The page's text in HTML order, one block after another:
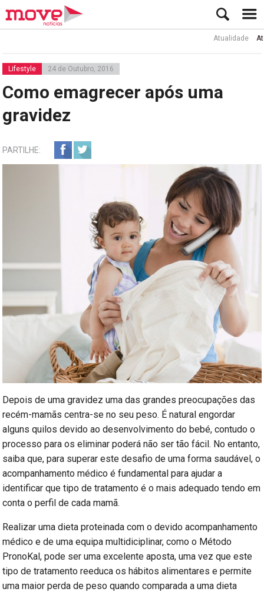
Atualidade Ator
Lifestyle 24 de Outubro, 2016
Como emagrecer após uma
gravidez
PARTILHE:
Depois de uma gravidez uma das grandes preocupações das
recém-mamãs centra-se no seu peso. É natural engordar
alguns quilos devido ao desenvolvimento do bebé, contudo o
processo para os eliminar poderá não ser tão fácil. No entanto,
saiba que, para superar este desafio de uma forma saudável, o
acompanhamento médico é fundamental para ajudar a
identificar que tipo de tratamento é o mais adequado tendo em
conta o perfil de cada mamã.
Realizar uma dieta proteinada com o devido acompanhamento
médico e de uma equipa multidiciplinar, como o Método
PronoKal, pode ser uma excelente aposta, uma vez que este
tipo de tratamento reeduca os hábitos alimentares e permite
uma maior perda de peso quando comparada a uma dieta